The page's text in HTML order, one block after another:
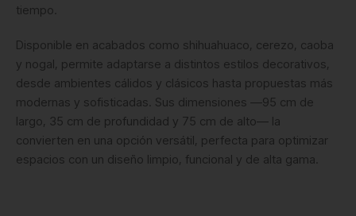
tiempo.
Disponible en acabados como shihuahuaco, cerezo, caoba
y nogal, permite adaptarse a distintos estilos decorativos,
desde ambientes cálidos y clásicos hasta propuestas más
modernas y sofisticadas. Sus dimensiones —95 cm de
largo, 35 cm de profundidad y 75 cm de alto— la
convierten en una opción versátil, perfecta para optimizar
espacios con un diseño limpio, funcional y de alta gama.